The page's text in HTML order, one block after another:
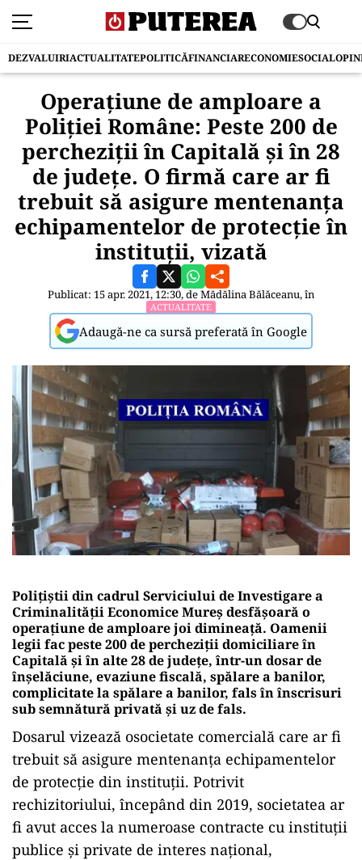
DEZVALUIRIACTUALITATEPOLITICĂFINANCIARECONOMIESOCIAL
Operațiune de amploare a
Poliției Române: Peste 200 de
percheziții în Capitală și în 28
de județe. O firmă care ar fi
trebuit să asigure mentenanța
echipamentelor de protecție în
instituții, vizată
Publicat: 15 apr. 2021, 12:30, deMădălina Bălăceanu, în
ACTUALITATE
Adaugă-ne ca sursă preferată în Google
Polițiștii din cadrul Serviciului de Investigare a
Criminalității Economice Mureș desfășoară o
operațiune de amploare joi dimineață. Oamenii
legii fac peste 200 de percheziții domiciliare în
Capitală și în alte 28 de județe, într-un dosar de
înșelăciune, evaziune fiscală, spălare a banilor,
complicitate la spălare a banilor, fals în înscrisuri
sub semnătură privată și uz de fals.
Dosarul vizează osocietate comercială care ar fi
trebuit să asigure mentenanța echipamentelor
de protecție din instituții. Potrivit
rechizitoriului, începând din 2019, societatea ar
fi avut acces la numeroase contracte cu instituţii
publice şi private de interes naţional,